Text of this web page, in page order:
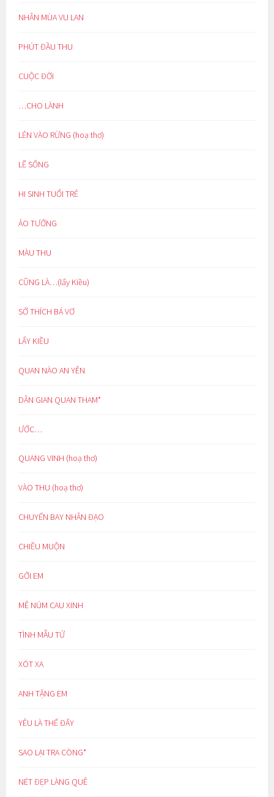
NHÂN MÙA VU LAN
PHÚT ĐẦU THU
CUỘC ĐỜI
…CHO LÀNH
LẺN VÀO RỪNG (hoạ thơ)
LẼ SỐNG
HI SINH TUỔI TRẺ
ẢO TƯỞNG
MÀU THU
CŨNG LÀ…(lẩy Kiều)
SỞ THÍCH BÁ VƠ
LẨY KIỀU
QUAN NÀO AN YÊN
DÂN GIAN QUAN THAM*
ƯỚC…
QUANG VINH (hoạ thơ)
VÀO THU (hoạ thơ)
CHUYẾN BAY NHÂN ĐẠO
CHIỀU MUỘN
GỞI EM
MÊ NÚM CAU XINH
TÌNH MẪU TỬ
XÓT XA
ANH TẶNG EM
YÊU LÀ THẾ ĐẤY
SAO LẠI TRA CÒNG*
NÉT ĐẸP LÀNG QUÊ